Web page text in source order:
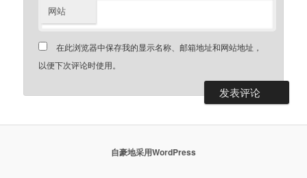
网站
在此浏览器中保存我的显示名称、邮箱地址和网站地址，
以便下次评论时使用。
自豪地采用WordPress